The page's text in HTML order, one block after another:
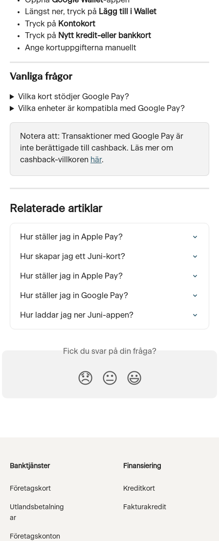
Längst ner, tryck på Lägg till i Wallet
Tryck på Kontokort
Tryck på Nytt kredit-eller bankkort
Ange kortuppgifterna manuellt
Vanliga frågor
Vilka kort stödjer Google Pay?
Vilka enheter är kompatibla med Google Pay?
Notera att: Transaktioner med Google Pay är
inte berättigade till cashback. Läs mer om
cashback-villkoren här.
Relaterade artiklar
Hur ställer jag in Apple Pay?
Hur skapar jag ett Juni-kort?
Hur ställer jag in Apple Pay?
Hur ställer jag in Google Pay?
Hur laddar jag ner Juni-appen?
Fick du svar på din fråga?
😞 😐 😃
Banktjänster
Företagskort
Utlandsbetalning
ar
Företagskonton
Finansiering
Kreditkort
Fakturakredit